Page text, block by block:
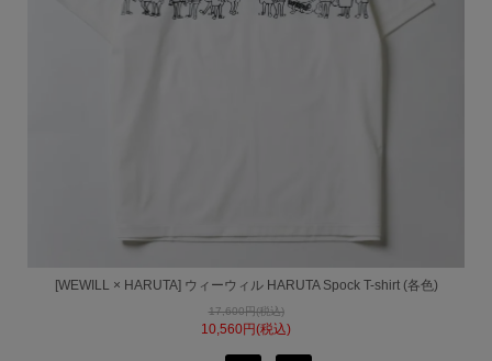
[WEWILL × HARUTA] ウィーウィル HARUTA Spock T-shirt (各色)
17,600円(税込)
10,560円(税込)